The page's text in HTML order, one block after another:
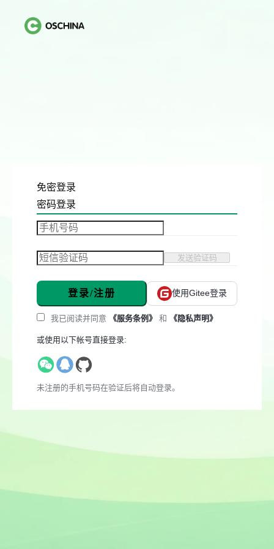
免密登录
密码登录
发送验证码
登录/注册 使用Gitee登录
我已阅读并同意 《服务条例》 和 《隐私声明》
或使用以下帐号直接登录:
未注册的手机号码在验证后将自动登录。